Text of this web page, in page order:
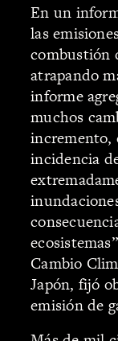
En un
las
combustión
atrapando
informe
muchos
incremento,
incidencia
Cambio
Japón, fijó
emisión de